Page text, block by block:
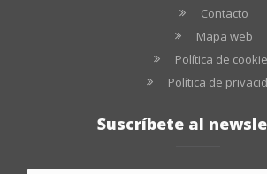
Contacto
Mapa web
Política de
Política de
Suscríbete al